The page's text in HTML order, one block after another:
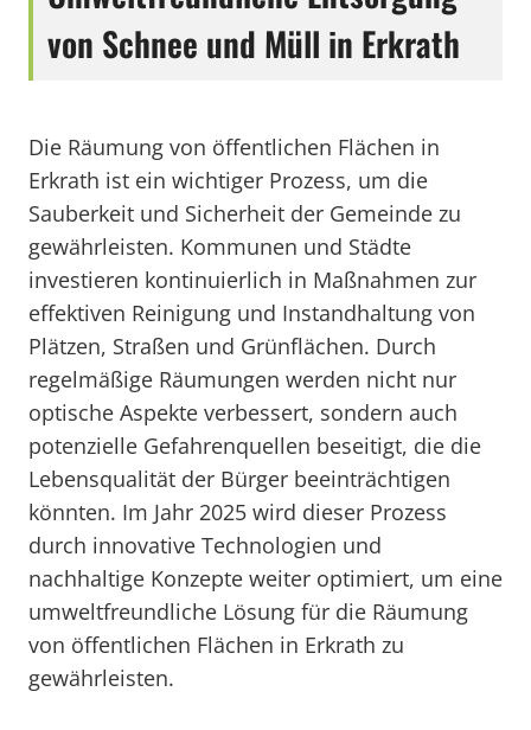
von Schnee und Müll in Erkrath
Die Räumung von öffentlichen Flächen in
Erkrath ist ein wichtiger Prozess, um die
Sauberkeit und Sicherheit der Gemeinde zu
gewährleisten. Kommunen und Städte
investieren kontinuierlich in Maßnahmen zur
effektiven Reinigung und Instandhaltung von
Plätzen, Straßen und Grünflächen. Durch
regelmäßige Räumungen werden nicht nur
optische Aspekte verbessert, sondern auch
potenzielle Gefahrenquellen beseitigt, die die
Lebensqualität der Bürger beeinträchtigen
könnten. Im Jahr 2025 wird dieser Prozess
durch innovative Technologien und
nachhaltige Konzepte weiter optimiert, um eine
umweltfreundliche Lösung für die Räumung
von öffentlichen Flächen in Erkrath zu
gewährleisten.